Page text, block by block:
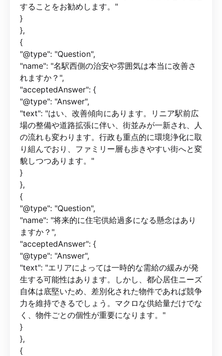
することをお勧めします。"
}
},
{
"@type": "Question",
"name": "名駅西側の治安や雰囲気は本当に改善さ
れますか？",
"acceptedAnswer": {
"@type": "Answer",
"text": "はい、改善傾向にあります。リニア駅前広
場の整備や道路拡張に伴い、街並みが一新され、人
の流れも変わります。行政も重点的に環境浄化に取
り組んでおり、ファミリー層も歩きやすい街へと変
貌しつつあります。"
}
},
{
"@type": "Question",
"name": "将来的に住宅供給過多になる懸念はあり
ますか？",
"acceptedAnswer": {
"@type": "Answer",
"text": "エリアによっては一時的な需給の緩みが発
生する可能性はあります。しかし、都心居住ニーズ
自体は底堅いため、差別化された物件であれば競争
力を維持できるでしょう。マクロな供給量だけでな
く、物件ごとの個性が重要になります。"
}
},
{